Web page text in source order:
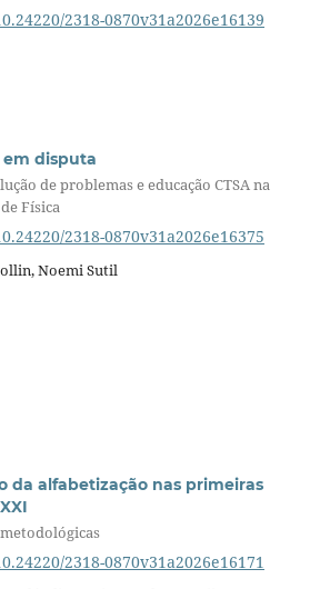
2318-0870v31a2026e16139
disputa
de problemas e educação CTSA na
Física
2318-0870v31a2026e16375
Noemi Sutil
da alfabetização nas primeiras
2318-0870v31a2026e16171